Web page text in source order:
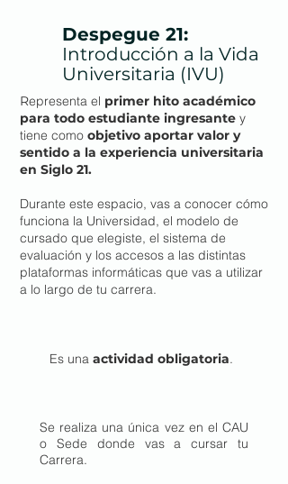
Despegue 21:
Introducción a la Vida
Universitaria (IVU)
Representa el primer hito académico
para todo estudiante ingresante y
tiene como objetivo aportar valor y
sentido a la experiencia universitaria
en Siglo 21.
Durante este espacio, vas a conocer cómo
funciona la Universidad, el modelo de
cursado que elegiste, el sistema de
evaluación y los accesos a las distintas
plataformas informáticas que vas a utilizar
a lo largo de tu carrera.
Es una actividad obligatoria.
Se realiza una única vez en el CAU
o Sede donde vas a cursar tu
Carrera.